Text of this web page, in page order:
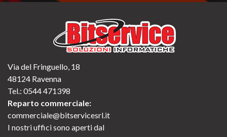
Via del Fringuello, 18
48124 Ravenna
Tel.: 0544 471398
Reparto commerciale:
commerciale@bitservicesrl.it
I nostri uffici sono aperti dal